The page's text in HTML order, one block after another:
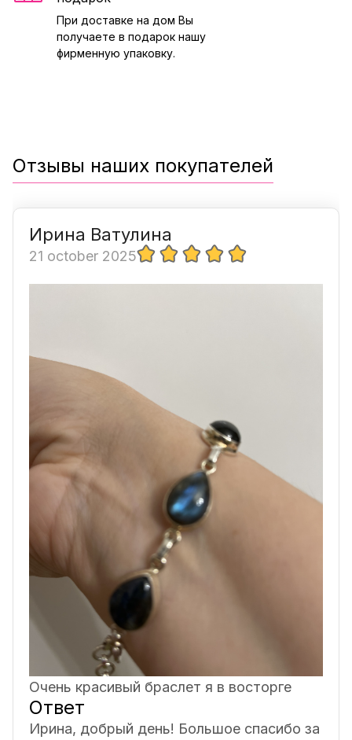
При доставке на дом Вы
получаете в подарок нашу
фирменную упаковку.
Отзывы наших покупателей
Ирина Ватулина
21 october 2025
Очень красивый браслет я в восторге
Ответ
Ирина, добрый день! Большое спасибо за